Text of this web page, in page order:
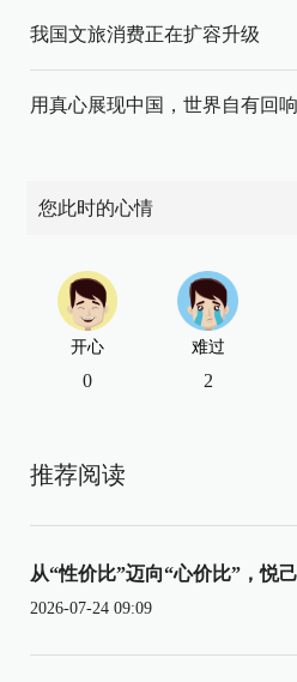
我国文旅消费正在扩容升级
用真心展现中国，世界自有回响
您此时的心情
开心
0
难过
2
推荐阅读
从“性价比”迈向“心价比”，悦
2026-07-24 09:09